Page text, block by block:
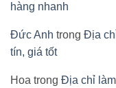
hàng nhanh
Đức Anh trong Địa
tín, giá tốt
Hoa trong Địa chỉ